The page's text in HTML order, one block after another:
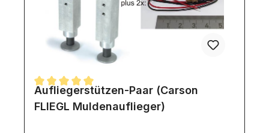
Durchschnittliche Bewertung von 5 von 5 Sternen
Aufliegerstützen-Paar (Carson
FLIEGL Muldenauflieger)